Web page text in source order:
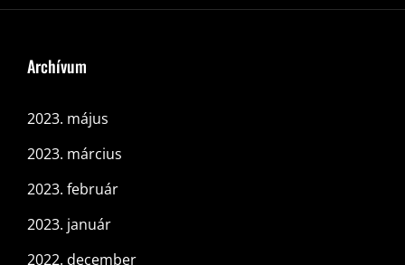
Archívum
2023. május
2023. március
2023. február
2023. január
2022. december